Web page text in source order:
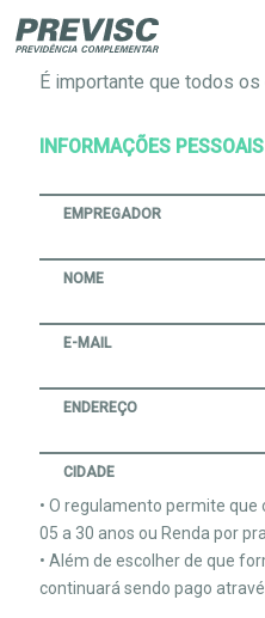
É importante que todos
INFORMAÇÕES PESSOAIS
EMPREGADOR
NOME
E-MAIL
ENDEREÇO
CIDADE
• O regulamento permite
05 a 30 anos ou Renda por
• Além de escolher de que
continuará sendo pago